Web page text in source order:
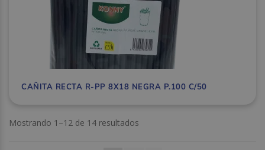
CAÑITA RECTA R-PP 8X18 NEGRA P.100 C/50
Mostrando 1–12 de 14 resultados